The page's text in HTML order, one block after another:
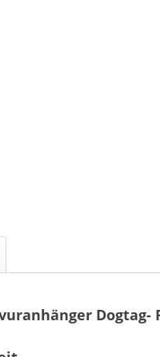
Dogtag-